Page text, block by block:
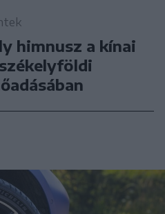
himnusz a kínai